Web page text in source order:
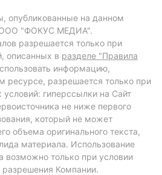
опубликованные на данном
ООО "ФОКУС МЕДИА".
разрешается только при
описанных в разделе "Правила
информацию,
ресурсе, разрешается только при
гиперссылки на Сайт
не ниже первого
который не может
объема оригинального текста,
материала. Использование
возможно только при условии
разрешения Компании.